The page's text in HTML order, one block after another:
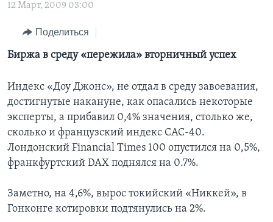
навигации
Перейти
поиск
НОВОСТИ ЗА МИНУТУ
ИТОГИ
ПОЧЕМУ ЭТО ВАЖНО?
ДЕТАЛИ
НЬЮ-ЙОРК NEW YORK
АМЕРИКА. БОЛЬШОЕ ПУТЕШЕСТВИЕ
УЧИМ АНГЛИЙСКИЙ
НАША АМЕРИКАНСКАЯ ИСТОРИЯ
А КАК В АМЕРИКЕ?
АМЕРИКАНСКИЕ ГОРОДКИ
ТЕСТЫ
ЭКСПЕРТИЗА
ИНТЕРВЬЮ
ФАКТЫ ПРОТИВ ФЕЙКОВ
УЧИМ АНГЛИЙСКИЙ
ВИДЕО
ПОДПИСКА НА НОВОСТИ
СОЦИАЛЬНЫЕ СЕТИ
12 Март, 2009 03:00
Поделиться
Биржа в среду «пережила» вторничный успех
Индекс «Доу Джонс», не отдал в среду завоевания,
достигнутые накануне, как опасались некоторые
эксперты, а прибавил 0,4% значения, столько же,
сколько и французский индекс САС-40.
Лондонский Financial Times 100 опустился на 0,5%,
франкфуртский DAX поднялся на 0.7%.
Заметно, на 4,6%, вырос токийский «Никкей», в
Гонконге котировки подтянулись на 2%.